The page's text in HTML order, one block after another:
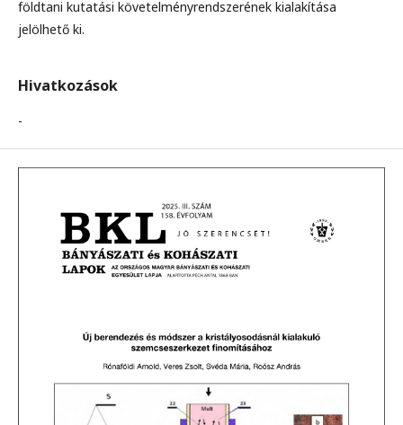
földtani kutatási követelményrendszerének kialakítása
jelölhető ki.
Hivatkozások
-